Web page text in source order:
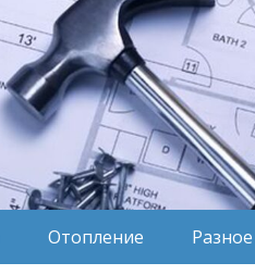
Отопление Разное